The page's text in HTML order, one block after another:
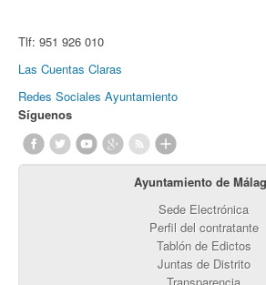
Tlf: 951 926 010
Las Cuentas Claras
Redes Sociales Ayuntamiento
Síguenos
Ayuntamiento de
Sede Electrónica
Perfil del contratante
Tablón de Edictos
Juntas de Distrito